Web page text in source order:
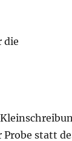
die
statt